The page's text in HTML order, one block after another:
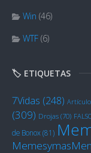
Win (46)
WTF (6)
🏷️ ETIQUETAS
7Vidas (248) Artículo
(309) Drojas (70)
de Bonox(81)